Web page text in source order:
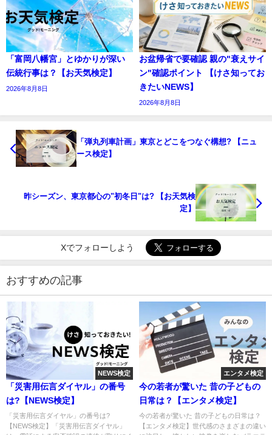
「富岡八幡宮」とゆかりが深い
伝統行事は？【お天気検定】
2026年8月8日
お盆帰省で要確認 親の"衰えサイ
ン"確認ポイント 【けさ知ってお
きたいNEWS】
2026年8月8日
「弾丸列車計画」東京とどこをつなぐ構想? 【ニュ
ース検定】
昨シーズン、東京都心の"初冬日"は? 【お天気検
定】
Xでフォローしよう
おすすめの記事
NEWS検定
「災害用伝言ダイヤル」の番号
は?【NEWS検定】
「災害用伝言ダイヤル」の番号は?
【NEWS検定】「災害用伝言ダイヤル」
エンタメ検定
今の若者が驚いた 昔の子どもの
日常は？【エンタメ検定】
今の若者が驚いた 昔の子どもの日常は？
【エンタメ検定】世代感のさまざまの違い